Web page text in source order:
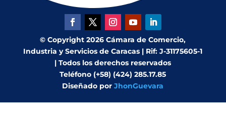
© Copyright 2026 Cámara de Comercio,
Industria y Servicios de Caracas | Rif: J-31175605-1
| Todos los derechos reservados
Teléfono (+58) (424) 285.17.85
Diseñado porJhonGuevara